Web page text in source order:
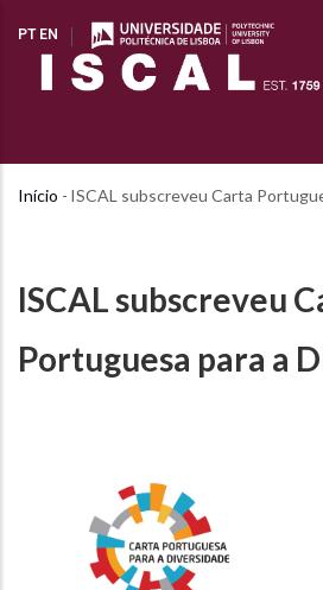
para
PT EN
ISCAL subscreveu
Portuguesa para a
Navegação
Início - ISCAL subscreveu Carta